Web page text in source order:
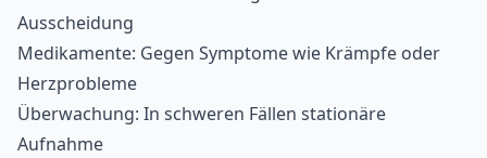
Ausscheidung
Medikamente: Gegen Symptome wie Krämpfe oder
Herzprobleme
Überwachung: In schweren Fällen stationäre
Aufnahme